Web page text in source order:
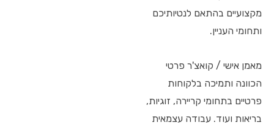
מקצועיים בהתאם לנטיותיכם
ותחומי העניין.
מאמן אישי / קואצ'ר פרטי
הכוונה ותמיכה בלקוחות
פרטיים בתחומי קריירה, זוגיות,
בריאות ועוד. עבודה עצמאית